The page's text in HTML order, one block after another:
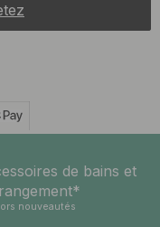
de bains et
nouveautés